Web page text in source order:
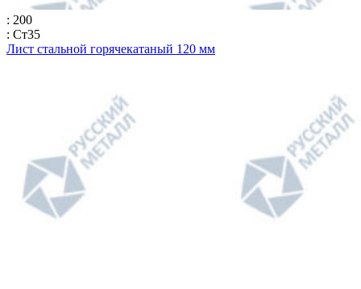
: 200
: Ст35
Лист стальной горячекатаный 120 мм